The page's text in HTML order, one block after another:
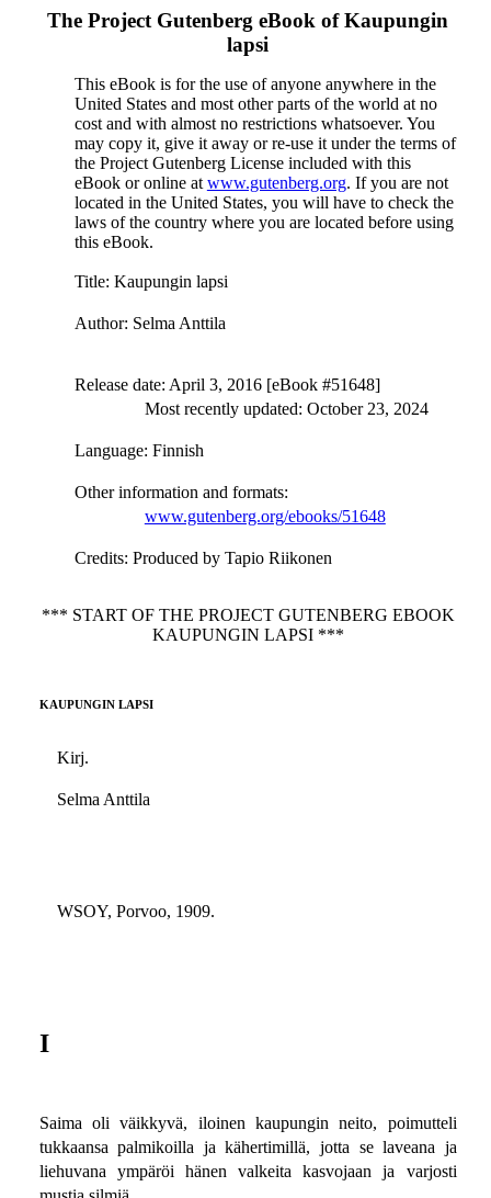
The Project Gutenberg eBook ofKaupungin
lapsi
This eBook is for the use of anyone anywhere in the
United States and most other parts of the world at no
cost and with almost no restrictions whatsoever. You
may copy it, give it away or re-use it under the terms of
the Project Gutenberg License included with this
eBook or online at www.gutenberg.org. If you are not
located in the United States, you will have to check the
laws of the country where you are located before using
this eBook.
Title: Kaupungin lapsi
Author: Selma Anttila
Release date: April 3, 2016 [eBook #51648]
Most recently updated: October 23, 2024
Language: Finnish
Other information and formats:
www.gutenberg.org/ebooks/51648
Credits: Produced by Tapio Riikonen
*** START OF THE PROJECT GUTENBERG EBOOK
KAUPUNGIN LAPSI ***
KAUPUNGIN LAPSI
Kirj.
Selma Anttila
WSOY, Porvoo, 1909.
I
Saima oli väikkyvä, iloinen kaupungin neito, poimutteli
tukkaansa palmikoilla ja kähertimillä, jotta se laveana ja
liehuvana ympäröi hänen valkeita kasvojaan ja varjosti